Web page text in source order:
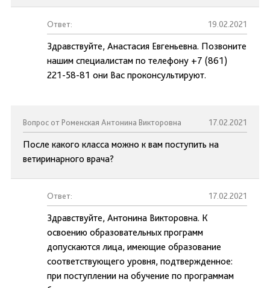
Ответ: 19.02.2021
Здравствуйте, Анастасия Евгеньевна. Позвоните
нашим специалистам по телефону +7 (861)
221-58-81 они Вас проконсультируют.
Вопрос от Роменская Антонина Викторовна 17.02.2021
После какого класса можно к вам поступить на
ветиринарного врача?
Ответ: 17.02.2021
Здравствуйте, Антонина Викторовна. К
освоению образовательных программ
допускаются лица, имеющие образование
соответствующего уровня, подтвержденное:
при поступлении на обучение по программам